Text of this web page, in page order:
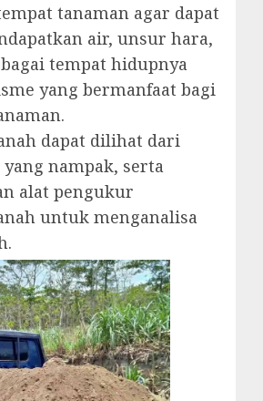
tanaman agar dapat
air, unsur hara,
tempat hidupnya
yang bermanfaat bagi
dapat dilihat dari
nampak, serta
alat pengukur
untuk menganalisa